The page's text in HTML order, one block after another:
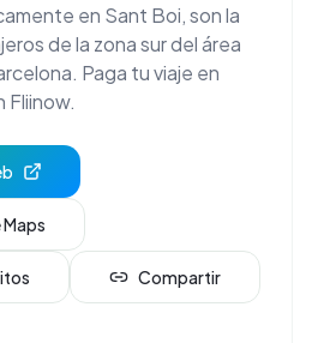
en Sant Boi, son la
de la zona sur del área
Paga tu viaje en
Fliinow.
Compartir